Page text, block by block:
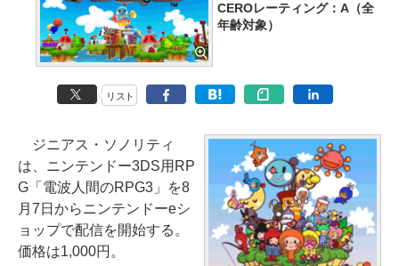
CEROレーティング：A（全
年齢対象）
リスト
ジニアス・ソノリティ
は、ニンテンドー3DS用RP
G「電波人間のRPG3」を8
月7日からニンテンドーeシ
ョップで配信を開始する。
価格は1,000円。